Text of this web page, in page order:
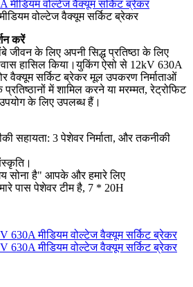
वोल्टेज वैक्यूम सर्किट ब्रेकर
करें
जीवन के लिए अपनी सिद्ध प्रतिष्ठा के लिए
हासिल किया।युकिंग ऐसो से 12kV 630A
वैक्यूम सर्किट ब्रेकर मूल उपकरण निर्माताओं
में शामिल करने या मरम्मत, रेट्रोफिट
के लिए उपलब्ध हैं।
सहायता: 3 पेशेवर निर्माता, और तकनीकी
सोना है" आपके और हमारे लिए
पास पेशेवर टीम है, 7 * 20H